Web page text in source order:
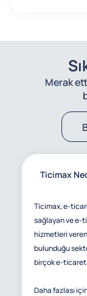
Merak
Ticimax
Ticimax, e-
sağlayan ve e-
hizmetleri veren
bulunduğu
birçok e-ticaret
Daha fazlası